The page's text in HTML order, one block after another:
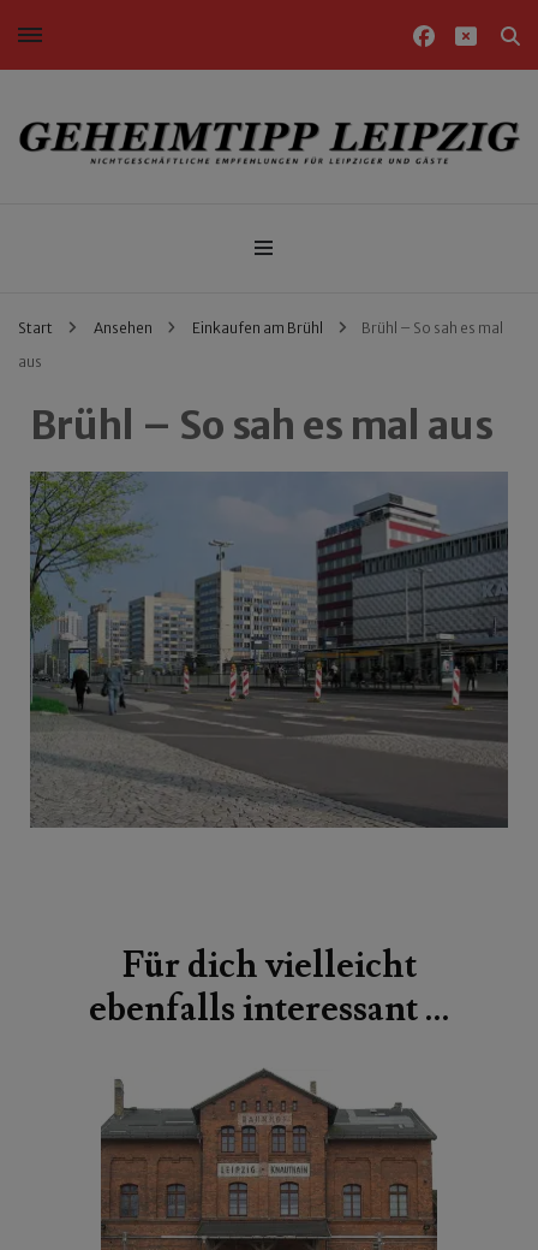
Nichtgeschäftliche Empfehlungen für Leipziger und Gäste
Start Ansehen Einkaufen am Brühl
Brühl – So sah es mal
aus
Brühl – So sah es mal aus
Für dich vielleicht
ebenfalls interessant …